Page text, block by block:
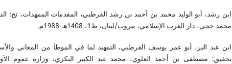
ابن رشد، أبو الوليد محمد بن أحمد بن رشد القرطبي، المقدمات الممهدات، تح:
محمد حجي، دار الغرب الإسلامي، بيروت/لبنان، ط1، 1408هـ-1988م.
ابن عبد البر، أبو عمر يوسف القرطبي، التمهيد لما في الموطأ من المعاني
تحقيق: مصطفى بن أحمد العلوي، محمد عبد الكبير البكري، وزارة عموم